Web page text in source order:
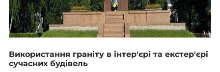
Використання граніту в інтер'єрі та екстер'єрі
сучасних будівель